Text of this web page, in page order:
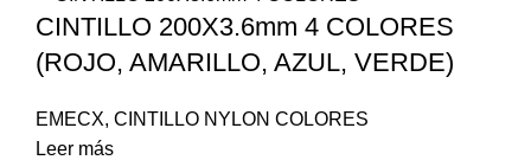
CINTILLO 200X3.6mm 4 COLORES
(ROJO, AMARILLO, AZUL, VERDE)
EMECX, CINTILLO NYLON COLORES
Leer más